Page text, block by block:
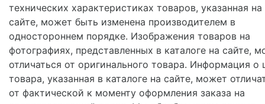
технических характеристиках товаров, указанная на
сайте, может быть изменена производителем в
одностороннем порядке. Изображения товаров на
фотографиях, представленных в каталоге на сайте,
отличаться от оригинального товара. Информация о
товара, указанная в каталоге на сайте, может
от фактической к моменту оформления заказа на